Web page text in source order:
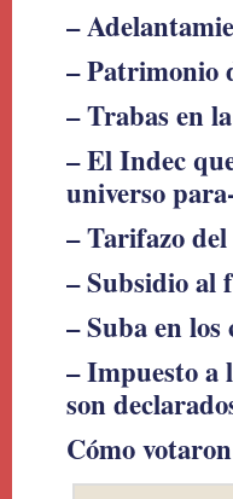
–
– Patrimonio
– Trabas en
– El Indec
universo
– Tarifazo del
– Subsidio al
– Suba en
– Impuesto a
son
Cómo